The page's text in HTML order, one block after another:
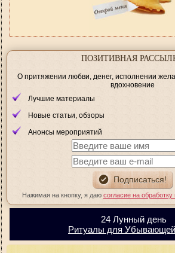
ПОЗИТИВНАЯ
О притяжении любви, денег, исполнении
вдохновение
Лучшие материалы
Новые статьи, обзоры
Анонсы мероприятий
Нажимая на кнопку, я даю согласие на
24 Лунный день
Ритуалы для